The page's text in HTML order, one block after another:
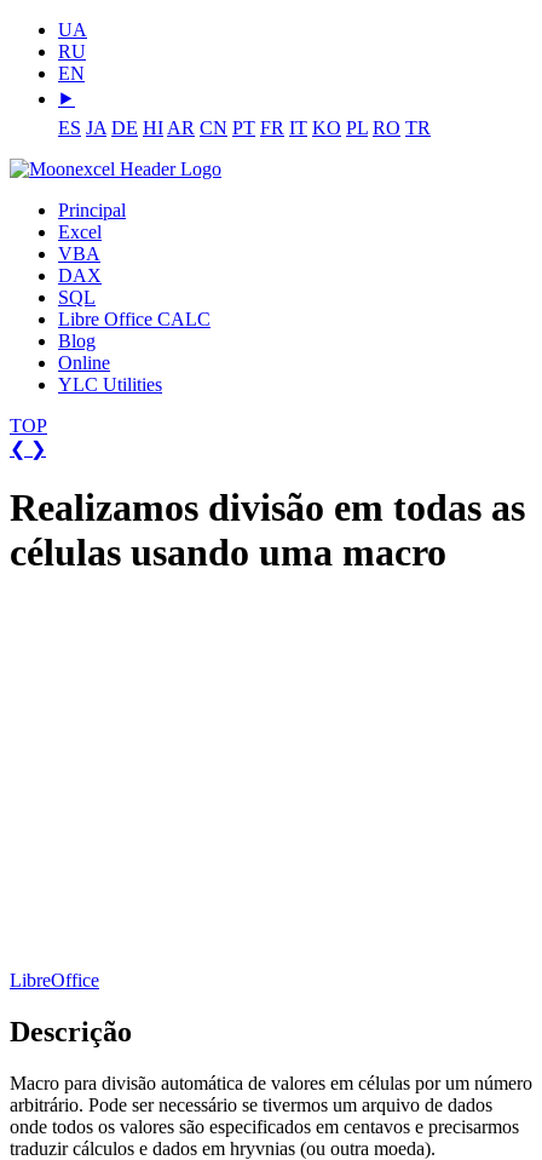
UA
RU
EN
⯈
ES JA DE HI AR CN PT FR IT KO PL RO TR
Principal
Excel
VBA
DAX
SQL
Libre Office CALC
Blog
Online
YLC Utilities
TOP
❮ ❯
Realizamos divisão em todas as
células usando uma macro
LibreOffice
Descrição
Macro para divisão automática de valores em células por um número
arbitrário. Pode ser necessário se tivermos um arquivo de dados
onde todos os valores são especificados em centavos e precisarmos
traduzir cálculos e dados em hryvnias (ou outra moeda).